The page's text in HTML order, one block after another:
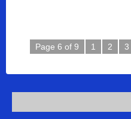
Page 6 of 9 1 2 3